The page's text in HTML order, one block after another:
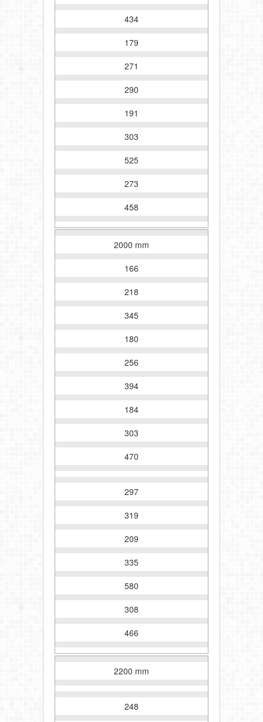
434
179
271
290
191
303
525
273
458
2000 mm
166
218
345
180
256
394
184
303
470
297
319
209
335
580
308
466
2200 mm
248